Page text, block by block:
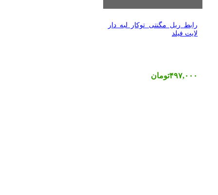
رابط ریل مگنتی توکار لبه دار
لایت فیلد
۴۹۷,۰۰۰تومان